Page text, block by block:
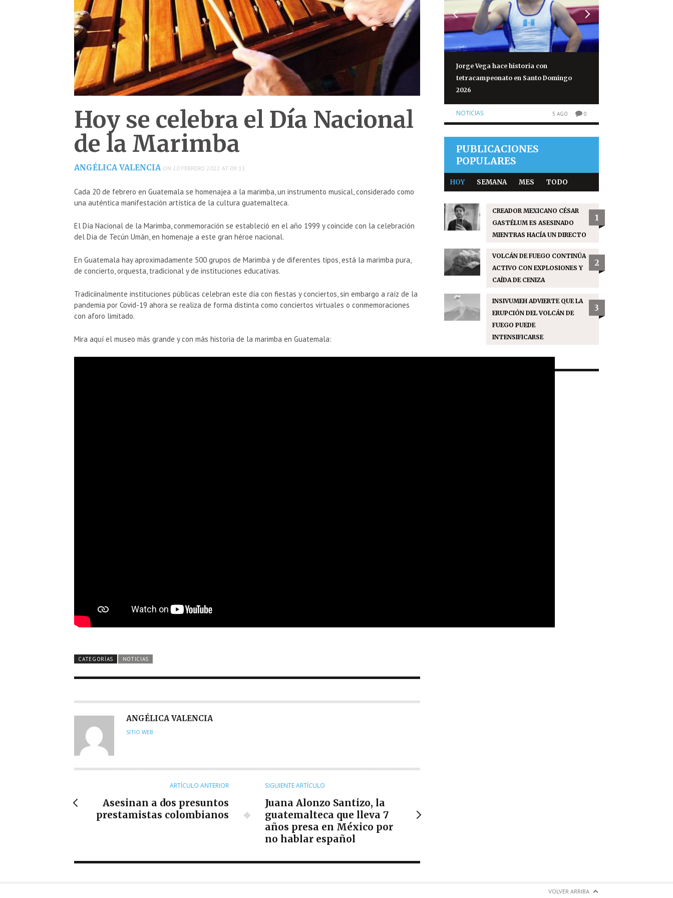
Hoy se celebra el Día Nacional
de la Marimba
ANGÉLICA VALENCIA ON 20 FEBRERO 2022 AT 09:11
Cada 20 de febrero en Guatemala se homenajea a la marimba, un instrumento musical, considerado como
una auténtica manifestación artística de la cultura guatemalteca.
El Día Nacional de la Marimba, conmemoración se estableció en el año 1999 y coincide con la celebración
del Día de Tecún Umán, en homenaje a este gran héroe nacional.
En Guatemala hay aproximadamente 500 grupos de Marimba y de diferentes tipos, está la marimba pura,
de concierto, orquesta, tradicional y de instituciones educativas.
Tradiciinalmente instituciones públicas celebran este día con fiestas y conciertos, sin embargo a raíz de la
pandemia por Covid-19 ahora se realiza de forma distinta como conciertos virtuales o conmemoraciones
con aforo limitado.
Mira aquí el museo más grande y con más historia de la marimba en Guatemala:
CATEGORÍAS NOTICIAS
A
U
R
ANGÉLICA VALENCIA
SITIO WEB
ARTÍCULO ANTERIOR
Asesinan a dos presuntos
prestamistas colombianos
SIGUIENTE ARTÍCULO
Juana Alonzo Santizo, la
guatemalteca que lleva 7
años presa en México por
no hablar español
Jorge Vega hace historia con
tetracampeonato en Santo Domingo
2026
NOTICIAS 5 AGO 0
Sofía Cabrera conquista el oro para
Guatemala en pentatlón moderno
PUBLICACIONES
POPULARES
HOY SEMANA MES TODO
CREADOR MEXICANO CÉSAR
GASTÉLUM ES ASESINADO
MIENTRAS HACÍA UN DIRECTO
1
VOLCÁN DE FUEGO CONTINÚA
ACTIVO CON EXPLOSIONES Y
CAÍDA DE CENIZA
2
INSIVUMEH ADVIERTE QUE LA
ERUPCIÓN DEL VOLCÁN DE
FUEGO PUEDE
INTENSIFICARSE
3
VOLVER ARRIBA